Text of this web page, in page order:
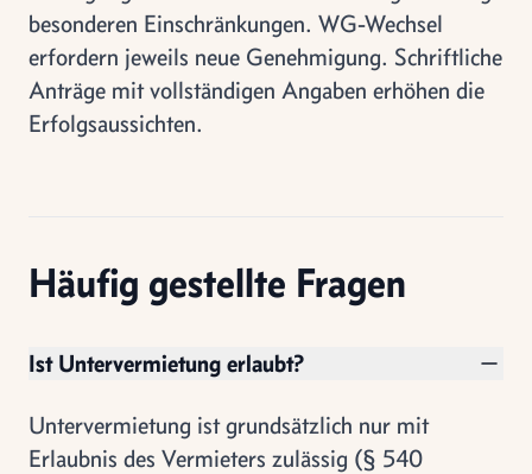
besonderen Einschränkungen. WG-Wechsel
erfordern jeweils neue Genehmigung. Schriftliche
Anträge mit vollständigen Angaben erhöhen die
Erfolgsaussichten.
Häufig gestellte Fragen
Ist Untervermietung erlaubt?
Untervermietung ist grundsätzlich nur mit
Erlaubnis des Vermieters zulässig (§ 540